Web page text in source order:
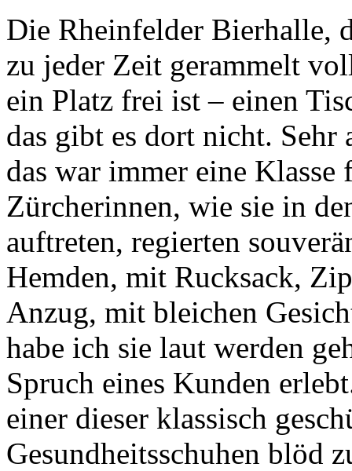
Die Rheinfelder Bierhalle,
zu jeder Zeit gerammelt
ein Platz frei ist – einen
das gibt es dort nicht. Sehr
das war immer eine Klasse
Zürcherinnen, wie sie in
auftreten, regierten
Hemden, mit Rucksack,
Anzug, mit bleichen
habe ich sie laut werden
Spruch eines Kunden
einer dieser klassisch
Gesundheitsschuhen blöd